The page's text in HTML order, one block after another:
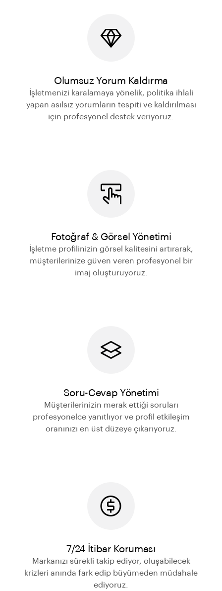
Olumsuz Yorum Kaldırma
İşletmenizi karalamaya yönelik, politika ihlali
yapan asılsız yorumların tespiti ve kaldırılması
için profesyonel destek veriyoruz.
Fotoğraf & Görsel Yönetimi
İşletme profilinizin görsel kalitesini artırarak,
müşterilerinize güven veren profesyonel bir
imaj oluşturuyoruz.
Soru-Cevap Yönetimi
Müşterilerinizin merak ettiği soruları
profesyonelce yanıtlıyor ve profil etkileşim
oranınızı en üst düzeye çıkarıyoruz.
7/24 İtibar Koruması
Markanızı sürekli takip ediyor, oluşabilecek
krizleri anında fark edip büyümeden müdahale
ediyoruz.